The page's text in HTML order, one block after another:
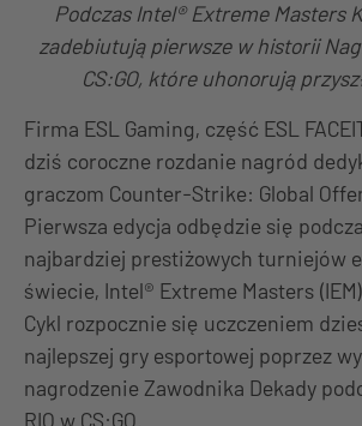
Podczas Intel® Extreme Masters
zadebiutują pierwsze w historii
CS:GO, które uhonorują
Firma ESL Gaming, część ESL
dziś coroczne rozdanie nagród
graczom Counter-Strike: Global
Pierwsza edycja odbędzie się
najbardziej prestiżowych turniejów
świecie, Intel® Extreme Masters
Cykl rozpocznie się uczczeniem
najlepszej gry esportowej poprzez
nagrodzenie Zawodnika Dekady
RIO w CS:GO.